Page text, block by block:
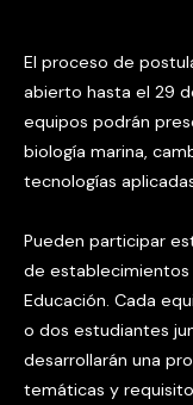
El proceso de
abierto hasta el 29
equipos podrán
biología marina,
tecnologías
Pueden participar
de
Educación. Cada
o dos estudiantes
desarrollarán una
temáticas y